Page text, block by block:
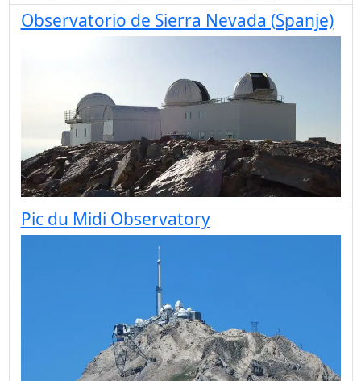
Observatorio de Sierra Nevada (Spanje)
Pic du Midi Observatory